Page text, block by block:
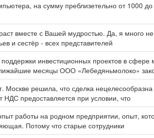
на сумму преблизетельно от 1000
вместе с Вашей мудростью. Да, я много
и сестёр - всех представителей
инвестиционных проектов в сфере
месяцы ООО «Лебедяньмолоко»
решила, что сделка нецелесообразна
НДС предоставляется при условии, что
работы на родном предприятии, опыт,
Потому что старые сотрудники